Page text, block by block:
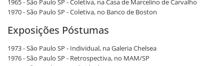
1965 - São Paulo SP - Coletiva, na Casa de Marcelino de Carvalho
1970 - São Paulo SP - Coletiva, no Banco de Boston
Exposições Póstumas
1973 - São Paulo SP - Individual, na Galeria Chelsea
1976 - São Paulo SP - Retrospectiva, no MAM/SP